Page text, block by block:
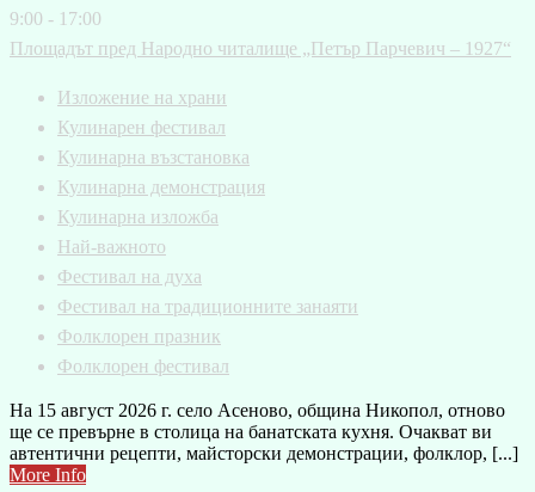
9:00 - 17:00
Площадът пред Народно читалище „Петър Парчевич – 1927“
Изложение на храни
Кулинарен фестивал
Кулинарна възстановка
Кулинарна демонстрация
Кулинарна изложба
Най-важното
Фестивал на духа
Фестивал на традиционните занаяти
Фолклорен празник
Фолклорен фестивал
На 15 август 2026 г. село Асеново, община Никопол, отново
ще се превърне в столица на банатската кухня. Очакват ви
автентични рецепти, майсторски демонстрации, фолклор, [...]
More Info